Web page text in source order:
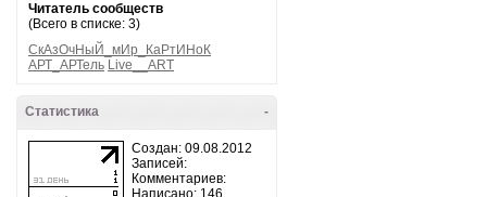
Читатель сообществ
(Всего в списке: 3)
СкАзОчНыЙ_мИр_КаРтИНоК
АРТ_АРТель Live__ART
-
Статистика
Создан: 09.08.2012
Записей:
Комментариев:
Написано: 146